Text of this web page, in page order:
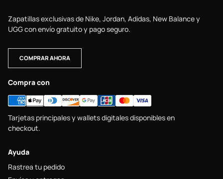
Zapatillas exclusivas de Nike, Jordan, Adidas, New Balance y
UGG con envío gratuito y pago seguro.
COMPRAR AHORA
Compra con
Tarjetas principales y wallets digitales disponibles en
checkout.
Ayuda
Rastrea tu pedido